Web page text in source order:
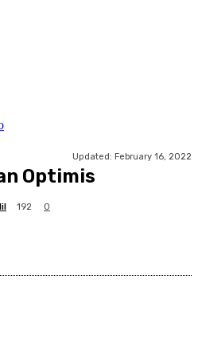
Updated: February 16, 2022
Optimis
192 0